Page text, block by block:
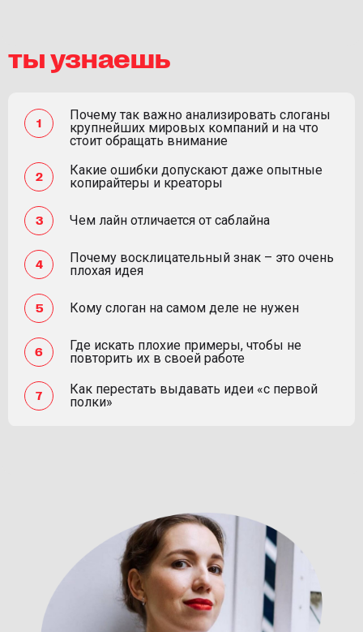
ты узнаешь
Почему так важно анализировать слоганы
крупнейших мировых компаний и на что
стоит обращать внимание
Какие ошибки допускают даже опытные
копирайтеры и креаторы
Чем лайн отличается от саблайна
Почему восклицательный знак – это очень
плохая идея
Кому слоган на самом деле не нужен
Где искать плохие примеры, чтобы не
повторить их в своей работе
Как перестать выдавать идеи «с первой
полки»